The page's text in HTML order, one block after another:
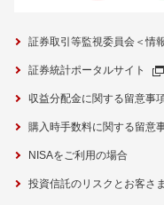
証券取引等監視委員会＜情
証券統計ポータルサイト
収益分配金に関する留意事
購入時手数料に関する留意
NISAをご利用の場合
投資信託のリスクとお客さ